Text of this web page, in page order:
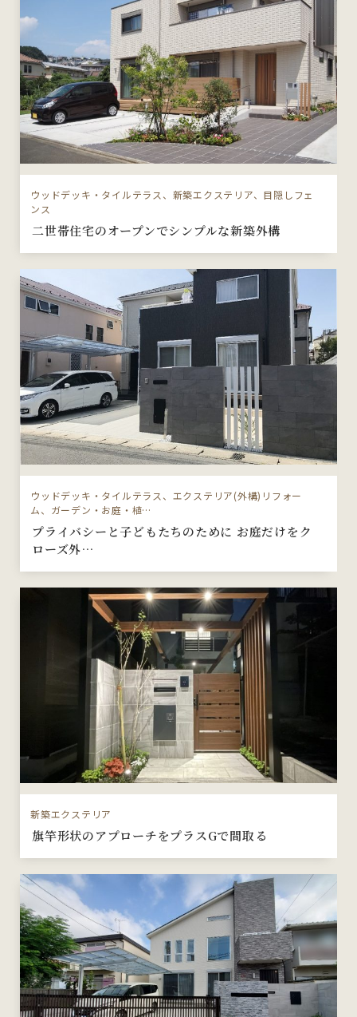
ウッドデッキ・タイルテラス、新築エクステリア、目隠しフェ
ンス
二世帯住宅のオープンでシンプルな新築外構
ウッドデッキ・タイルテラス、エクステリア(外構)リフォー
ム、ガーデン・お庭・植…
プライバシーと子どもたちのために お庭だけをク
ローズ外…
新築エクステリア
旗竿形状のアプローチをプラスGで間取る